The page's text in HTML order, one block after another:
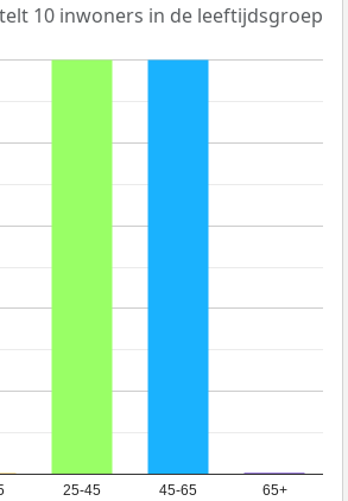
10 inwoners in de leeftijdsgroep
25-45 45-65 65+